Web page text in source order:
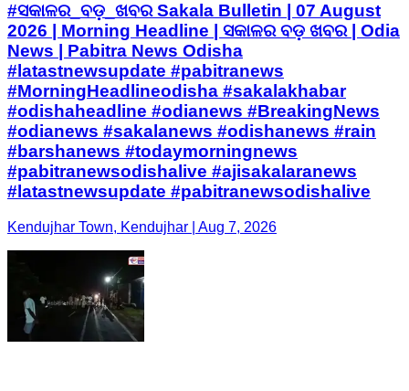
#ସକାଳର_ବଡ଼_ଖବର Sakala Bulletin | 07 August
2026 | Morning Headline | ସକାଳର ବଡ଼ ଖବର | Odia
News | Pabitra News Odisha
#latastnewsupdate #pabitranews
#MorningHeadlineodisha #sakalakhabar
#odishaheadline #odianews #BreakingNews
#odianews #sakalanews #odishanews #rain
#barshanews #todaymorningnews
#pabitranewsodishalive #ajisakalaranews
#latastnewsupdate #pabitranewsodishalive
Kendujhar Town, Kendujhar | Aug 7, 2026